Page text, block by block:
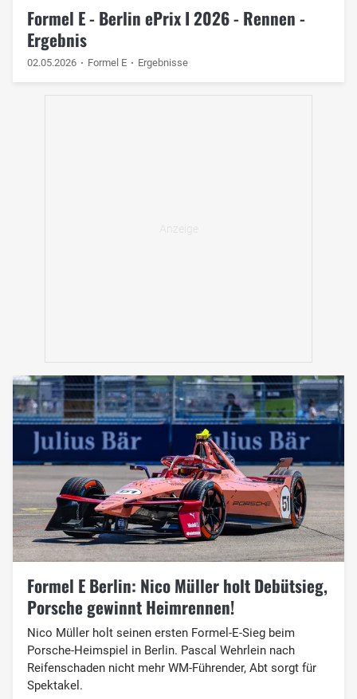
Formel E - Berlin ePrix I 2026 - Rennen -
Ergebnis
02.05.2026 Formel E Ergebnisse
Formel E Berlin: Nico Müller holt Debütsieg,
Porsche gewinnt Heimrennen!
Nico Müller holt seinen ersten Formel-E-Sieg beim
Porsche-Heimspiel in Berlin. Pascal Wehrlein nach
Reifenschaden nicht mehr WM-Führender, Abt sorgt für
Spektakel.